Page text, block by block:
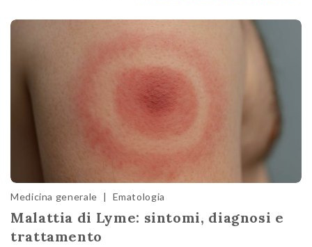
Medicina generale | Ematologia
Malattia di Lyme: sintomi, diagnosi e
trattamento